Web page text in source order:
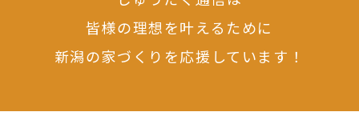
皆様の理想を叶えるために
新潟の家づくりを応援しています！